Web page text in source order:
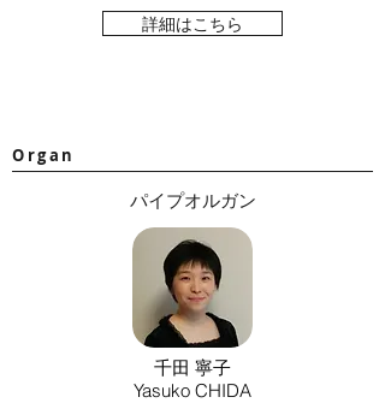
詳細はこちら
Organ
パイプオルガン
千田 寧子
Yasuko CHIDA